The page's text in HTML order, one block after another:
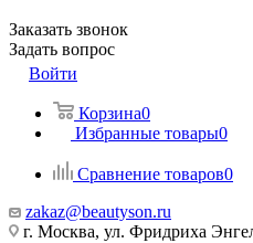
Заказать звонок
Задать вопрос
Войти
Корзина0
Избранные товары0
Сравнение товаров0
zakaz@beautyson.ru
г. Москва, ул. Фридриха